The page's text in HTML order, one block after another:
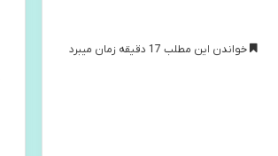
خواندن این مطلب 17 دقیقه زمان میبرد